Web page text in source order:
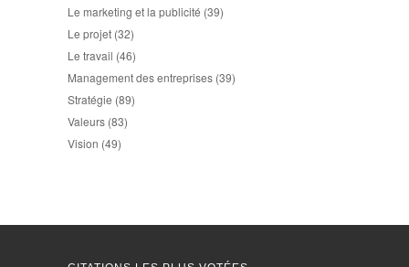
Le marketing et la publicité (39)
Le projet (32)
Le travail (46)
Management des entreprises (39)
Stratégie (89)
Valeurs (83)
Vision (49)